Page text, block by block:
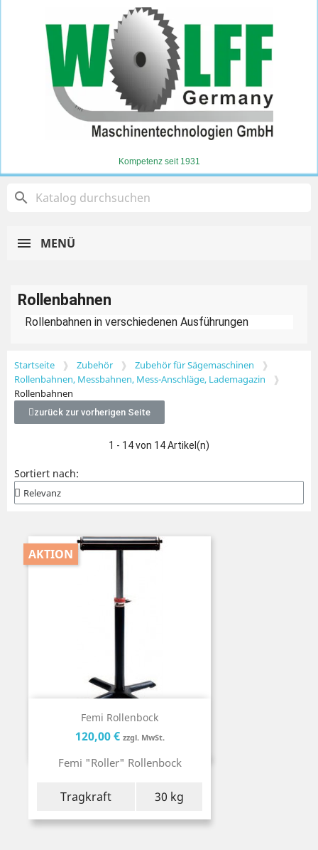
Kompetenz seit 1931
search
MENÜ
Rollenbahnen
Rollenbahnen in verschiedenen Ausführungen
Startseite Zubehör
Zubehör für Sägemaschinen
Rollenbahnen, Messbahnen, Mess-Anschläge, Lademagazin
Rollenbahnen
zurück zur vorherigen Seite
1 - 14 von 14 Artikel(n)
Sortiert nach:
Femi Rollenbock
AKTION
Preis
120,00 € zzgl. MwSt.Preis
Femi "Roller" Rollenbock
Tragkraft 30 kg